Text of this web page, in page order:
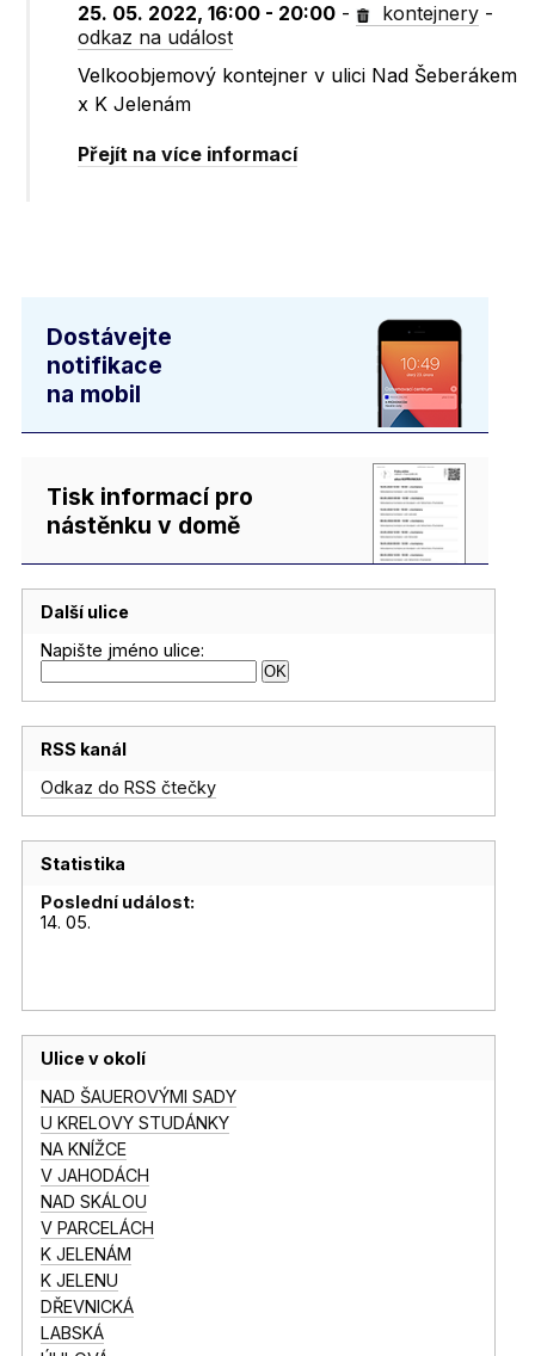
25. 05. 2022, 16:00 - 20:00 - kontejnery -
odkaz na událost
Velkoobjemový kontejner v ulici Nad Šeberákem
x K Jelenám
Přejít na více informací
Dostávejte
notifikace
na mobil
Tisk informací pro
nástěnku v domě
Další ulice
Napište jméno ulice:
RSS kanál
Odkaz do RSS čtečky
Statistika
Poslední událost:
14. 05.
Ulice v okolí
NAD ŠAUEROVÝMI SADY
U KRELOVY STUDÁNKY
NA KNÍŽCE
V JAHODÁCH
NAD SKÁLOU
V PARCELÁCH
K JELENÁM
K JELENU
DŘEVNICKÁ
LABSKÁ